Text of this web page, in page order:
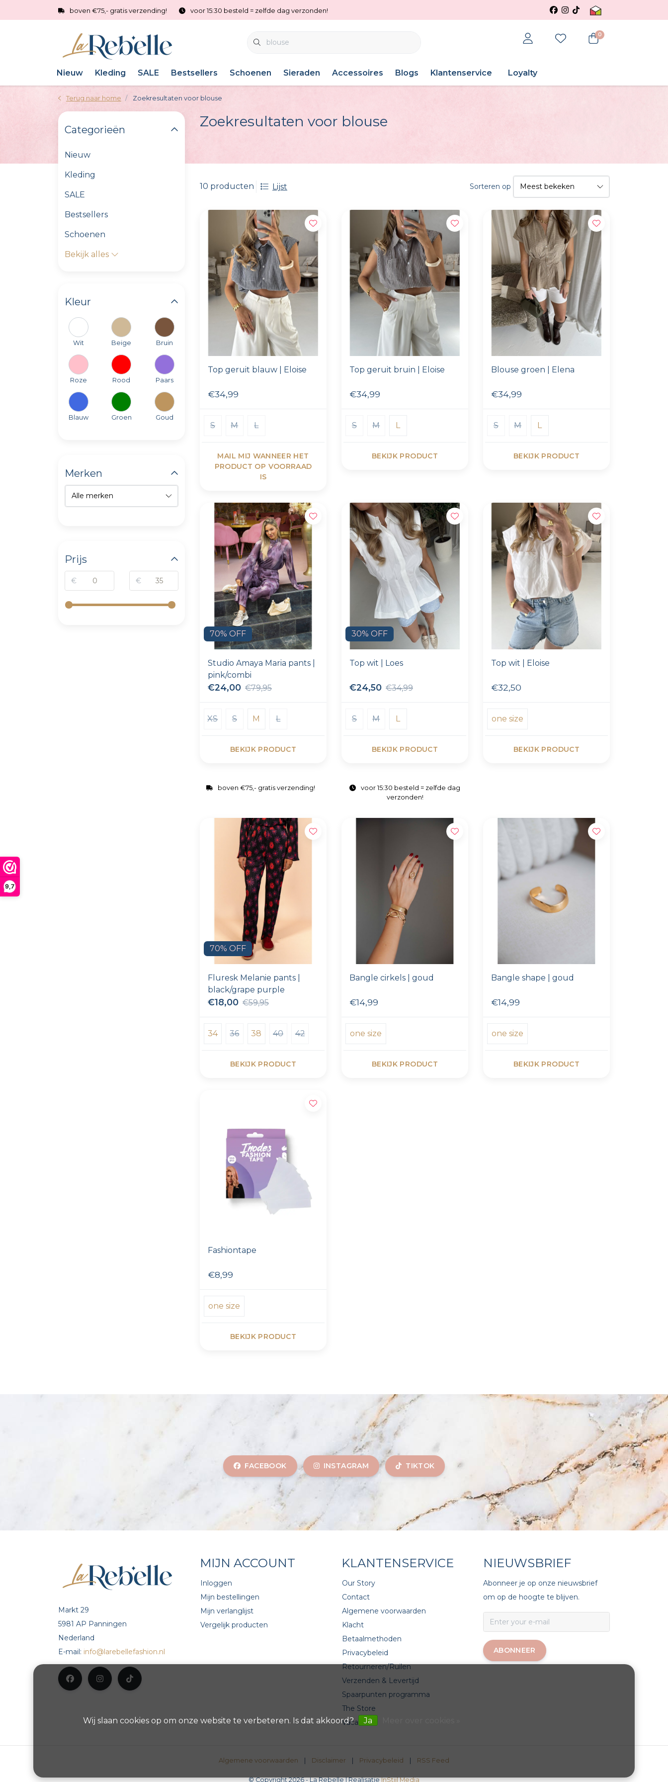
9,7
boven €75,- gratis verzending! voor 15:30 besteld = zelfde dag verzonden!
0
Nieuw Kleding SALE Bestsellers Schoenen Sieraden Accessoires Blogs Klantenservice Loyalty
Terug naar home Zoekresultaten voor blouse
Zoekresultaten voor blouse
10 producten Lijst Sorteren op
Top geruit blauw | Eloise
€34,99
S M L
MAIL MIJ WANNEER HET
PRODUCT OP VOORRAAD
IS
Top geruit bruin | Eloise
€34,99
S M L
BEKIJK PRODUCT
Blouse groen | Elena
€34,99
S M L
BEKIJK PRODUCT
70% OFF
Studio Amaya Maria pants |
pink/combi
€24,00 €79,95
XS S M L
BEKIJK PRODUCT
30% OFF
Top wit | Loes
€24,50 €34,99
S M L
BEKIJK PRODUCT
Top wit | Eloise
€32,50
one size
BEKIJK PRODUCT
boven €75,- gratis verzending!
voor 15:30 besteld = zelfde dag
verzonden!
70% OFF
Fluresk Melanie pants |
black/grape purple
€18,00 €59,95
34 36 38 40 42
BEKIJK PRODUCT
Bangle cirkels | goud
€14,99
one size
BEKIJK PRODUCT
Bangle shape | goud
€14,99
one size
BEKIJK PRODUCT
Fashiontape
€8,99
one size
BEKIJK PRODUCT
Categorieën
Nieuw
Kleding
SALE
Bestsellers
Schoenen
Bekijk alles
Kleur
Wit Beige Bruin
Roze Rood Paars
Blauw Groen Goud
Merken
Prijs
€ €
FACEBOOK INSTAGRAM TIKTOK
Markt 29
5981 AP Panningen
Nederland
E-mail: info@larebellefashion.nl
MIJN ACCOUNT
Inloggen
Mijn bestellingen
Mijn verlanglijst
Vergelijk producten
KLANTENSERVICE
Our Story
Contact
Algemene voorwaarden
Klacht
Betaalmethoden
Privacybeleid
Retourneren/Ruilen
Verzenden & Levertijd
Spaarpunten programma
The Store
Vacatures
NIEUWSBRIEF
Abonneer je op onze nieuwsbrief
om op de hoogte te blijven.
ABONNEER
Algemene voorwaarden Disclaimer Privacybeleid RSS Feed
© Copyright 2026 - La Rebelle | Realisatie InStijl Media
Wij slaan cookies op om onze website te verbeteren. Is dat akkoord? Ja